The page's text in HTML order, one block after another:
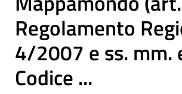
Regolamento
4/2007 e ss. mm.
Codice ...